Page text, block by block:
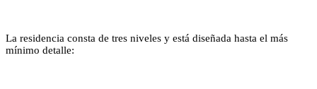
La residencia consta de tres niveles y está diseñada hasta el más
mínimo detalle: